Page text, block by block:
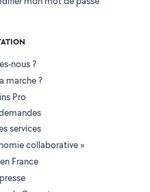
nous ?
marche ?
Pro
services
collaborative »
France